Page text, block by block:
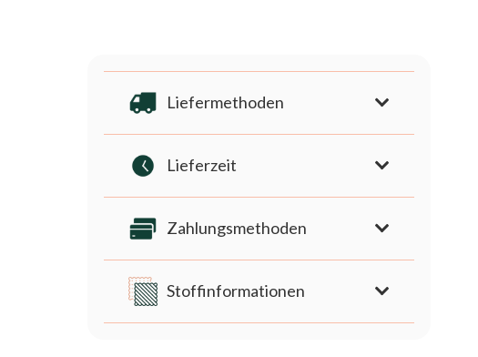
Liefermethoden
Lieferzeit
Zahlungsmethoden
Stoffinformationen